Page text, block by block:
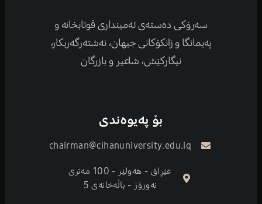
سەرۆکی دەستەی ئەمینداری قوتابخانە و
پەیمانگا و زانکۆكانی جیهان، نەشتەرگەریكار،
نیگارکێش، شاعیر و بازرگان
بۆ پەیوەندی
chairman@cihanuniversity.edu.iq
عێڕاق - هەولێر - 100 مەتری
نەورۆز - باڵەخانەی 5